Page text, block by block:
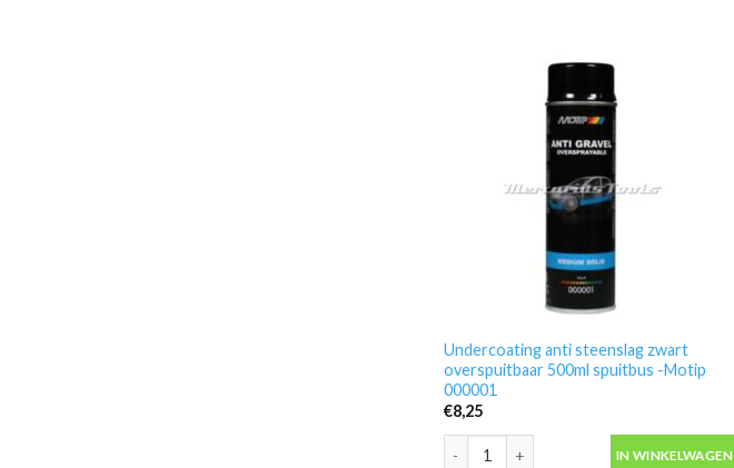
Undercoating anti steenslag zwart
overspuitbaar 500ml spuitbus -Motip
000001
€8,25
IN WINKELWAGEN